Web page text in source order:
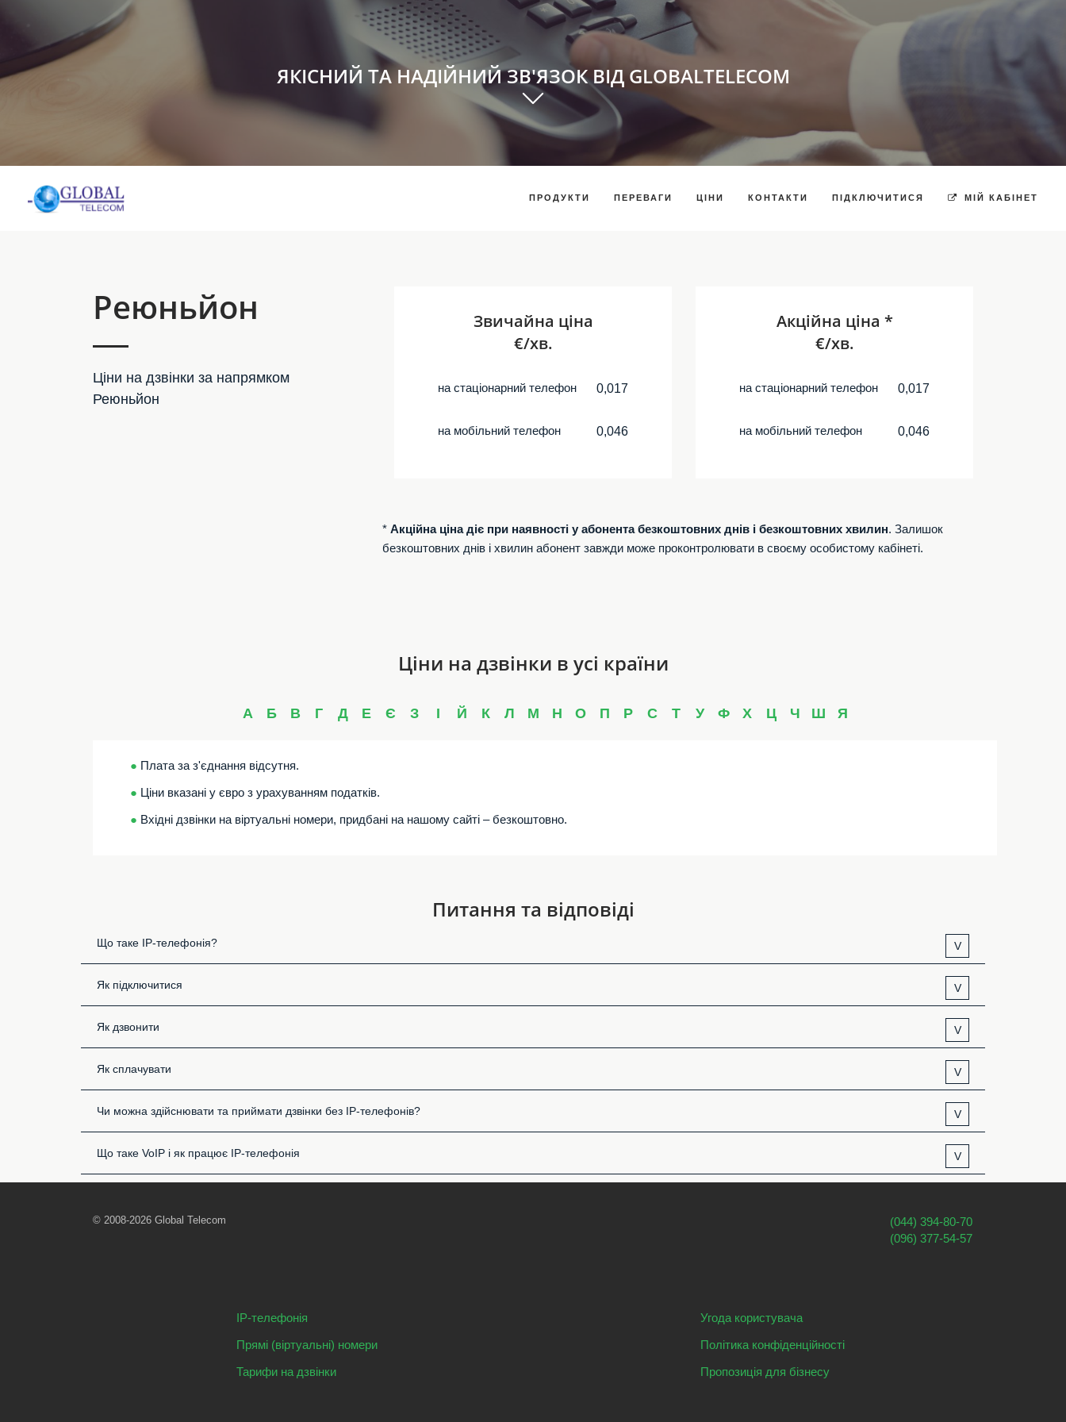
ЯКІСНИЙ ТА НАДІЙНИЙ ЗВ'ЯЗОК ВІД GLOBALTELECOM
ПРОДУКТИ ПЕРЕВАГИ ЦІНИ КОНТАКТИ ПІДКЛЮЧИТИСЯ МІЙ КАБІНЕТ
Реюньйон
Ціни на дзвінки за напрямком
Реюньйон
Звичайна ціна
€/хв.
на стаціонарний телефон 0,017
на мобільний телефон 0,046
Акційна ціна *
€/хв.
на стаціонарний телефон 0,017
на мобільний телефон 0,046
* Акційна ціна діє при наявності у абонента безкоштовних днів і безкоштовних хвилин. Залишок
безкоштовних днів і хвилин абонент завжди може проконтролювати в своєму особистому кабінеті.
Ціни на дзвінки в усі країни
А Б В Г Д Е Є З І Й К Л М Н О П Р С Т У Ф Х Ц Ч Ш Я
● Плата за з'єднання відсутня.
● Ціни вказані у євро з урахуванням податків.
● Вхідні дзвінки на віртуальні номери, придбані на нашому сайті – безкоштовно.
Питання та відповіді
Що таке IP-телефонія? V
Як підключитися V
Як дзвонити V
Як сплачувати V
Чи можна здійснювати та приймати дзвінки без IP-телефонів? V
Що таке VoIP і як працює IP-телефонія V
© 2008-2026 Global Telecom
(044) 394-80-70
(096) 377-54-57
IP-телефонія
Прямі (віртуальні) номери
Тарифи на дзвінки
Угода користувача
Політика конфіденційності
Пропозиція для бізнесу